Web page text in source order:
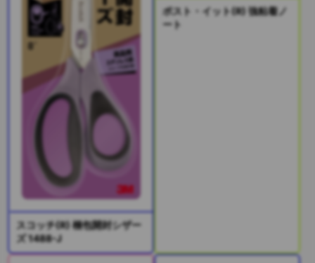
スコッチ(R) 梱包開封シザー
ズ 1488-J
ポスト・イット(R) 強粘着ノ
ート